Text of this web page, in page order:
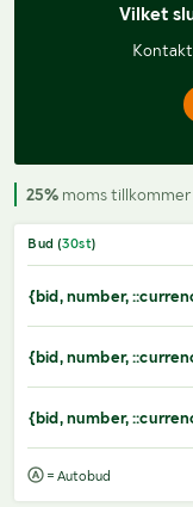
Vilket
25% moms tillkommer
Bud (30st)
{bid, number,
{bid, number,
{bid, number,
= Autobud